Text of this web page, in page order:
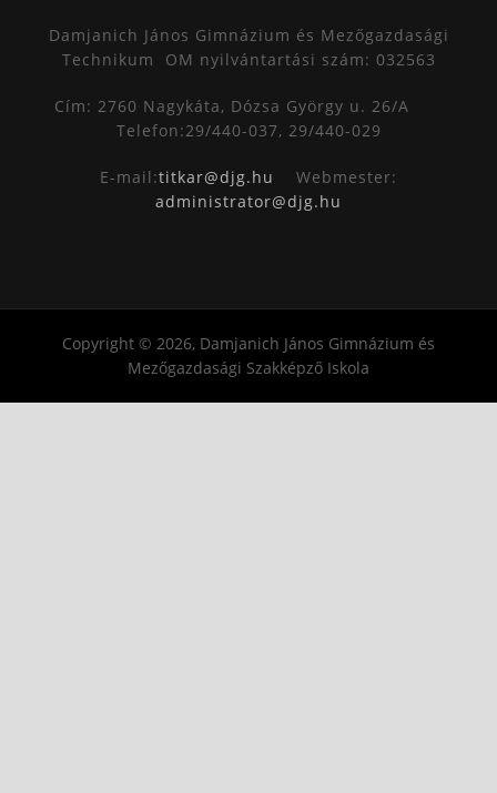
Damjanich János Gimnázium és Mezőgazdasági
Technikum
OM nyilvántartási szám: 032563
Cím: 2760 Nagykáta, Dózsa György u. 26/A
Telefon:29/440-037, 29/440-029
E-mail:titkar@djg.hu
Webmester:
administrator@djg.hu
Copyright © 2026, Damjanich János Gimnázium és
Mezőgazdasági Szakképző Iskola